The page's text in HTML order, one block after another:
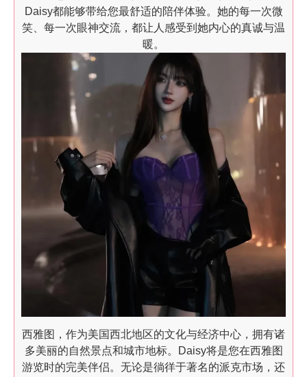
Daisy都能够带给您最舒适的陪伴体验。她的每一次微
笑、每一次眼神交流，都让人感受到她内心的真诚与温
暖。
西雅图，作为美国西北地区的文化与经济中心，拥有诸
多美丽的自然景点和城市地标。Daisy将是您在西雅图
游览时的完美伴侣。无论是徜徉于著名的派克市场，还